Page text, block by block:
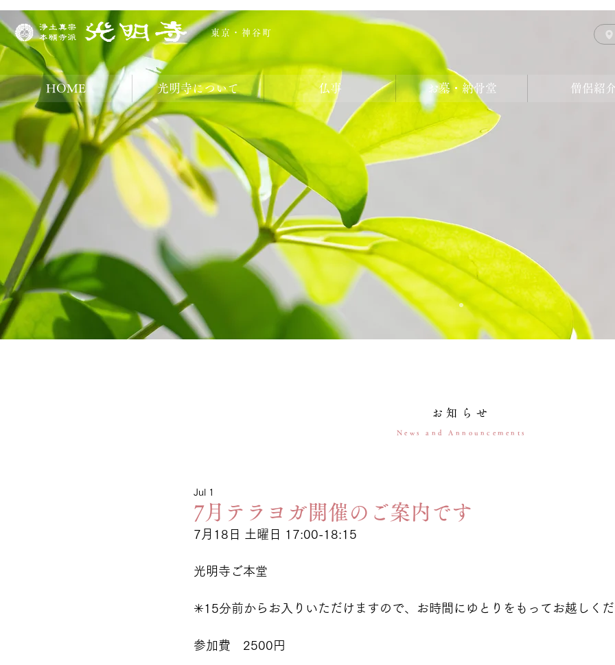
東京・神谷町
HOME 光明寺について 仏事 お墓・納骨堂 僧侶紹
7月テラヨガ開催のご案内です
Jul 1
7月18日 土曜日 17:00-18:15
光明寺ご本堂
✳︎15分前からお入りいただけますので、お時間にゆとりをもってお越しく
参加費　2500円
お知らせ
News and Announcements